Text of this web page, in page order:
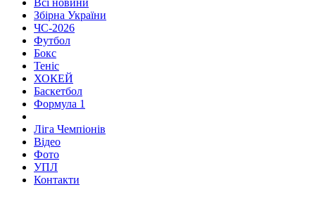
Всі новини
Збірна України
ЧС-2026
Футбол
Бокс
Теніс
ХОКЕЙ
Баскетбол
Формула 1
Ліга Чемпіонів
Відео
Фото
УПЛ
Контакти